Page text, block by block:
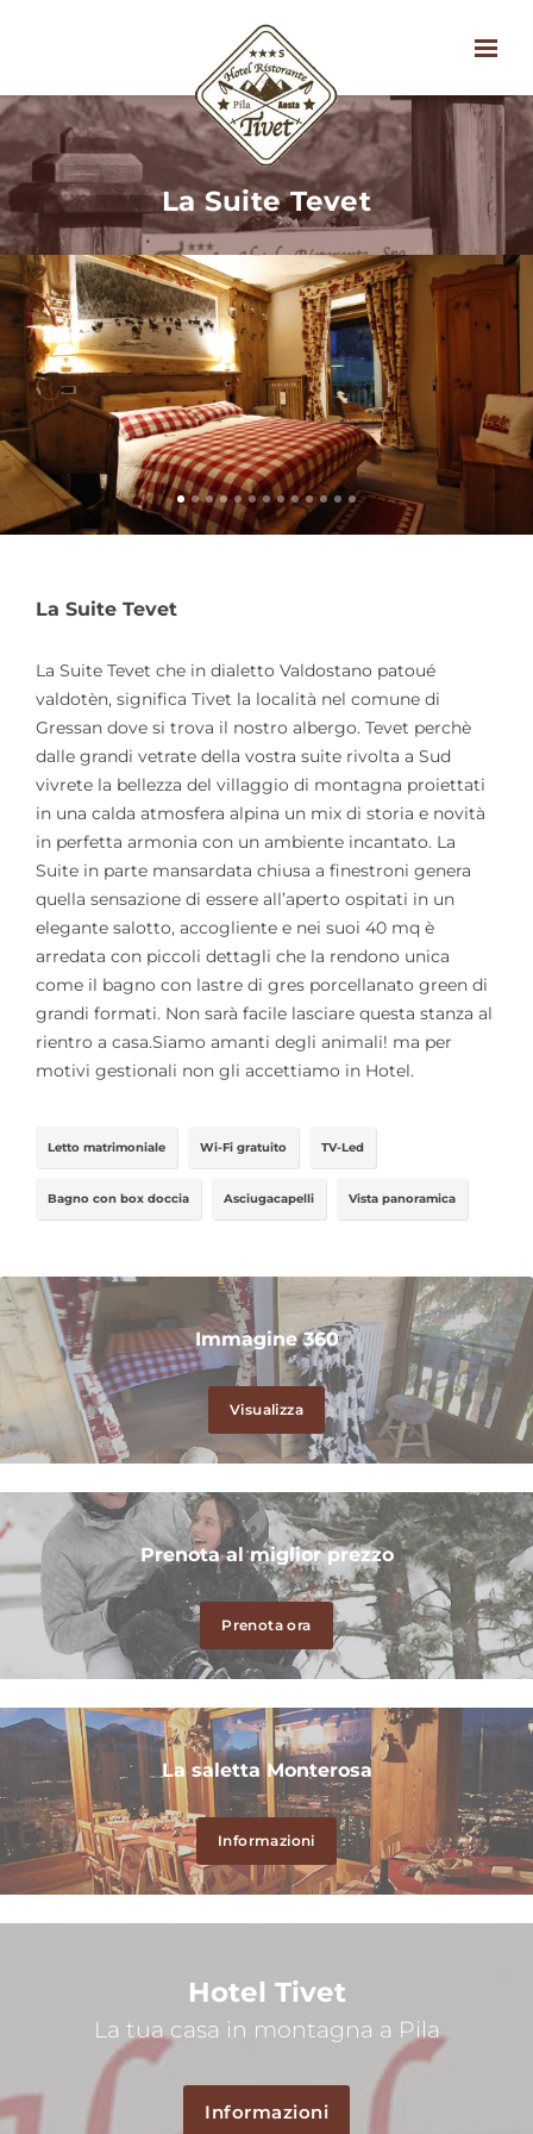
La Suite Tevet
La Suite Tevet
La Suite Tevet che in dialetto Valdostano patoué
valdotèn, significa Tivet la località nel comune di
Gressan dove si trova il nostro albergo. Tevet perchè
dalle grandi vetrate della vostra suite rivolta a Sud
vivrete la bellezza del villaggio di montagna proiettati
in una calda atmosfera alpina un mix di storia e novità
in perfetta armonia con un ambiente incantato. La
Suite in parte mansardata chiusa a finestroni genera
quella sensazione di essere all’aperto ospitati in un
elegante salotto, accogliente e nei suoi 40 mq è
arredata con piccoli dettagli che la rendono unica
come il bagno con lastre di gres porcellanato green di
grandi formati. Non sarà facile lasciare questa stanza al
rientro a casa.Siamo amanti degli animali! ma per
motivi gestionali non gli accettiamo in Hotel.
Letto matrimoniale Wi-Fi gratuito TV-Led
Bagno con box doccia Asciugacapelli Vista panoramica
Immagine 360
Visualizza
Prenota al miglior prezzo
Prenota ora
La saletta Monterosa
Informazioni
Hotel Tivet
La tua casa in montagna a Pila
Informazioni